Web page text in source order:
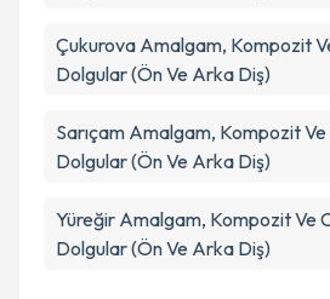
Takvim Talebini
Çukurova Amalgam, Kompozit
Dolgular (Ön Ve Arka Diş)
Sarıçam Amalgam, Kompozit
Dolgular (Ön Ve Arka Diş)
Yüreğir Amalgam, Kompozit Ve
Dolgular (Ön Ve Arka Diş)